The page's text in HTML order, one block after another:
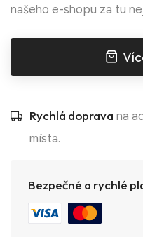
našeho e-shopu za tu
Rychlá doprava na
místa.
Bezpečné a rychlé